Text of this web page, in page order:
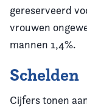
gereserveerd
vrouwen
mannen 1,4%.
Schelden
Cijfers tonen